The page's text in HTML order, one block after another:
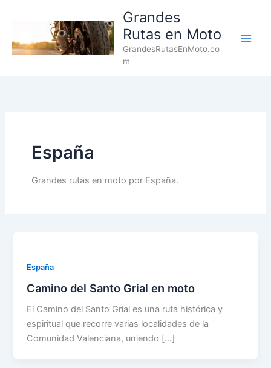
Grandes
Rutas en Moto
GrandesRutasEnMoto.co
m
España
Grandes rutas en moto por España.
España
Camino del Santo Grial en moto
El Camino del Santo Grial es una ruta histórica y
espiritual que recorre varias localidades de la
Comunidad Valenciana, uniendo […]